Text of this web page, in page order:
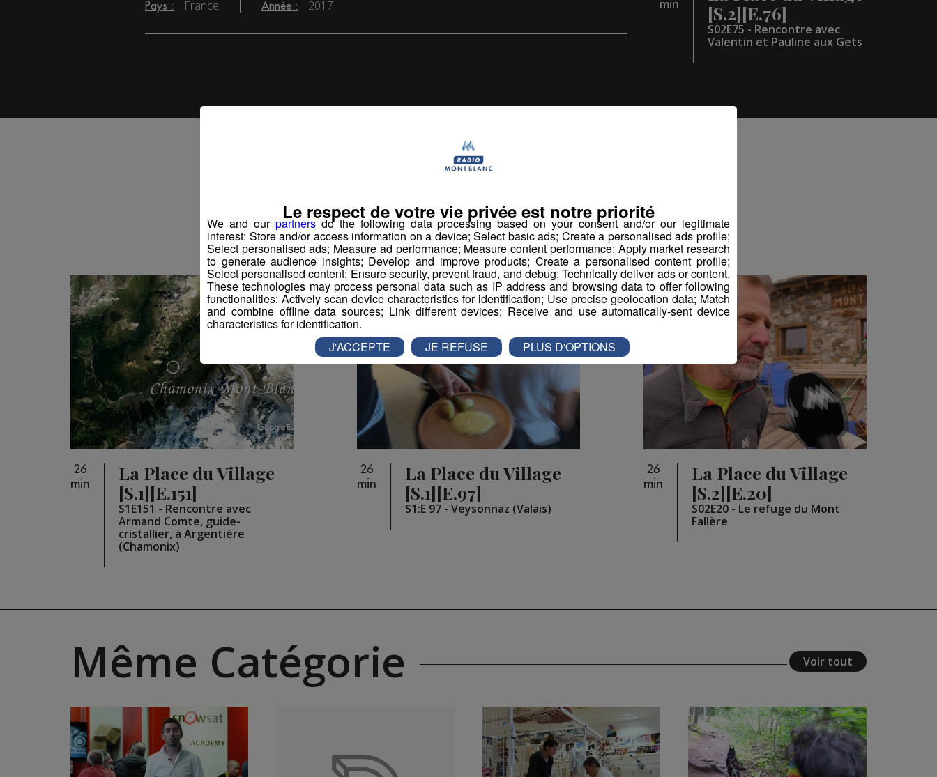
Pays : France Année : 2017 min
[S.2][E.76]
S02E75 - Rencontre avec
Valentin et Pauline aux Gets
Vous pourriez
aimer aussi...
26
min
La Place du Village
[S.1][E.151]
S1E151 - Rencontre avec
Armand Comte, guide-
cristallier, à Argentière
(Chamonix)
26
min
La Place du Village
[S.1][E.97]
S1:E 97 - Veysonnaz (Valais)
26
min
La Place du Village
[S.2][E.20]
S02E20 - Le refuge du Mont
Fallère
Même Catégorie Voir tout
We and our partnersdo the following data processing based on your consent and/or our legitimate
interest: Store and/or access information on a device; Select basic ads; Create a personalised ads profile;
Select personalised ads; Measure ad performance; Measure content performance; Apply market research
to generate audience insights; Develop and improve products; Create a personalised content profile;
Select personalised content; Ensure security, prevent fraud, and debug; Technically deliver ads or content.
These technologies may process personal data such as IP address and browsing data to offer following
functionalities: Actively scan device characteristics for identification; Use precise geolocation data; Match
and combine offline data sources; Link different devices; Receive and use automatically-sent device
characteristics for identification.
Le respect de votre vie privée est notre priorité
J'ACCEPTE JE REFUSE PLUS D'OPTIONS